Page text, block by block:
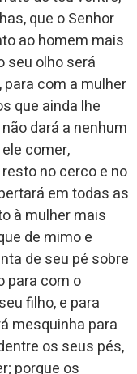
que o Senhor
ao homem mais
seu olho será
com a mulher
que ainda lhe
dará a nenhum
comer,
no cerco e no
em todas as
à mulher mais
de mimo e
de seu pé sobre
para com o
filho, e para
mesquinha para
os seus pés,
porque os